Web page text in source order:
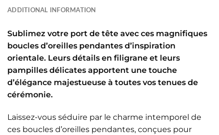
ADDITIONAL INFORMATION
Sublimez votre port de tête avec ces magnifiques
boucles d’oreilles pendantes d’inspiration
orientale. Leurs détails en filigrane et leurs
pampilles délicates apportent une touche
d’élégance majestueuse à toutes vos tenues de
cérémonie.
Laissez-vous séduire par le charme intemporel de
ces boucles d’oreilles pendantes, conçues pour